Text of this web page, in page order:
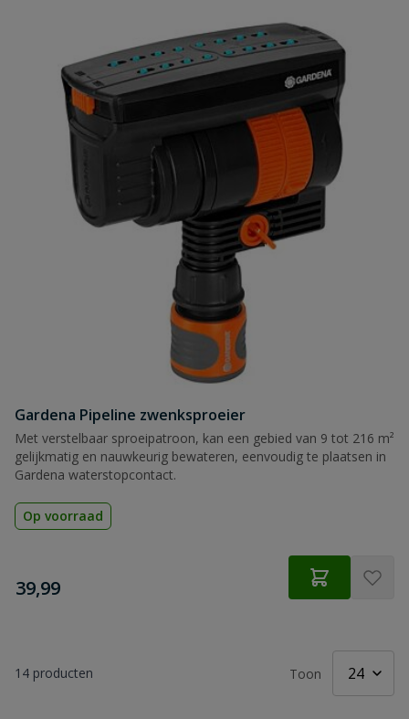
Gardena Pipeline zwenksproeier
Met verstelbaar sproeipatroon, kan een gebied van 9 tot 216 m²
gelijkmatig en nauwkeurig bewateren, eenvoudig te plaatsen in
Gardena waterstopcontact.
Op voorraad
€
39,99
14 producten Toon